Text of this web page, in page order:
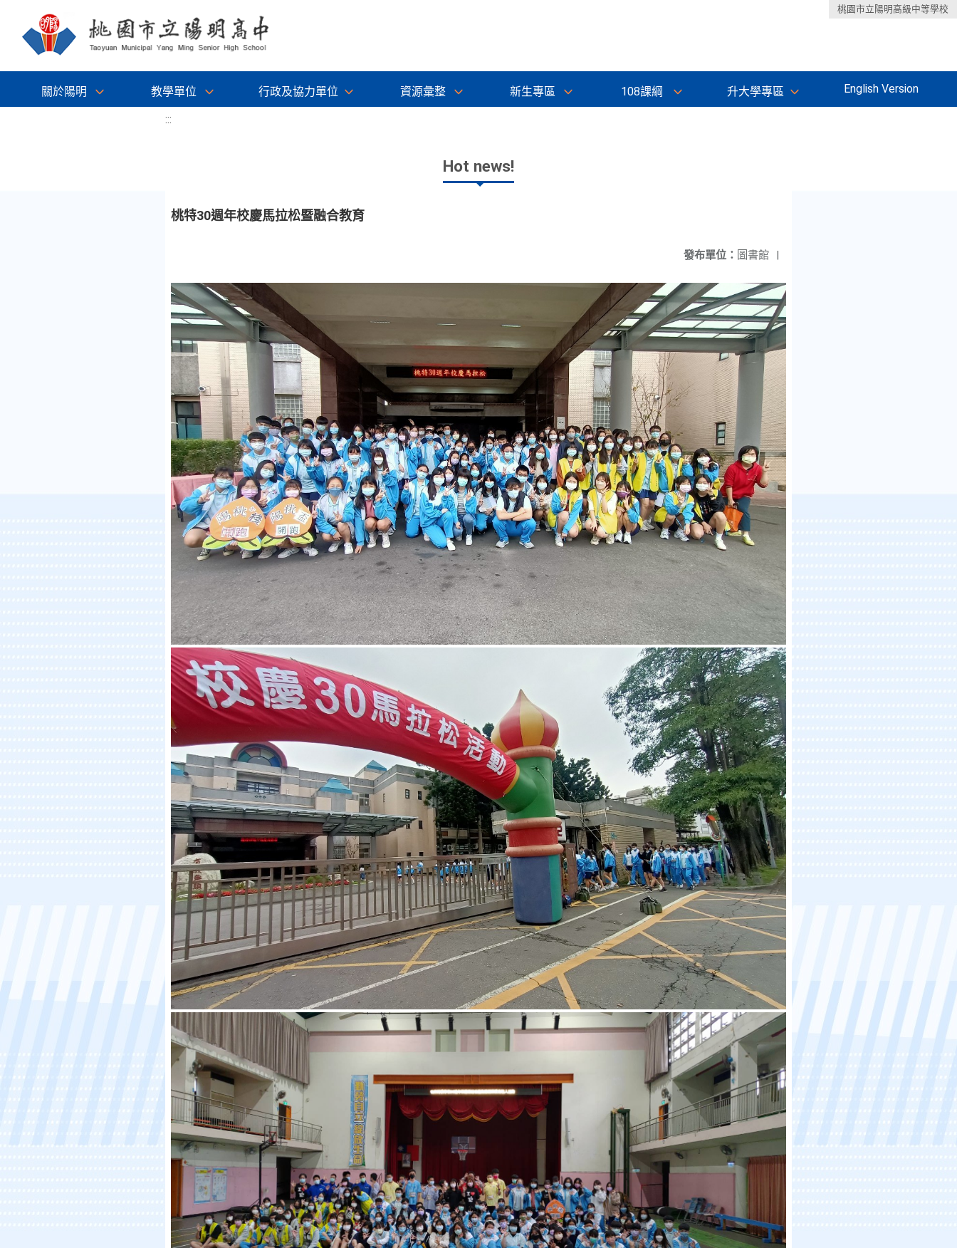
桃園市立陽明高級中等學校
關於陽明 教學單位 行政及協力單位 資源彙整 新生專區 108課綱 升大學專區 English Version
:::
Hot news!
桃特30週年校慶馬拉松暨融合教育
發布單位： 圖書館 |